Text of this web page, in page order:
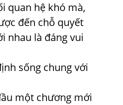
quan hệ khó mà,
đến chỗ quyết
nhau là đáng vui
sống chung với
một chương mới